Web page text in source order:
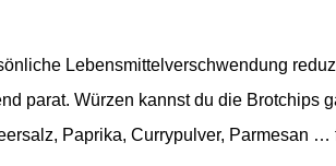
Lebensmittelverschwendung
parat. Würzen kannst du die Brotchips
Paprika, Currypulver, Parmesan …